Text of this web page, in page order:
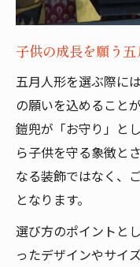
子供の成長を願う
五月人形を選ぶ際に
の願いを込めること
鎧兜が「お守り」と
ら子供を守る象徴と
なる装飾ではなく、
となります。
選び方のポイントと
ったデザインやサイ